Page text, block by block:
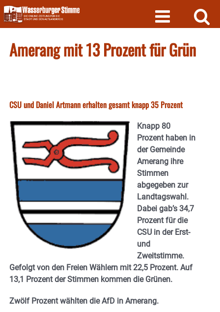
Skip
to
content
Amerang mit 13 Prozent für Grün
CSU und Daniel Artmann erhalten gesamt knapp 35 Prozent
Knapp 80
Prozent haben in
der Gemeinde
Amerang ihre
Stimmen
abgegeben zur
Landtagswahl.
Dabei gab’s 34,7
Prozent für die
CSU in der Erst-
und
Zweitstimme.
Gefolgt von den Freien Wählern mit 22,5 Prozent. Auf
13,1 Prozent der Stimmen kommen die Grünen.
Zwölf Prozent wählten die AfD in Amerang.